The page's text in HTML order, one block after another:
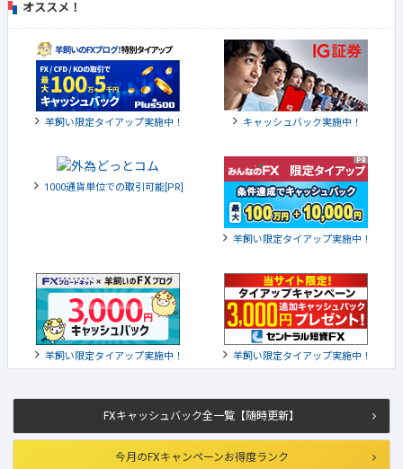
FXキャッシュバック全一覧【随時更新】
今月のFXキャンペーンお得度ランク
オススメ！
羊飼い限定タイアップ実施中！ キャッシュバック実施中！
1000通貨単位での取引可能[PR]
羊飼い限定タイアップ実施中！
羊飼い限定タイアップ実施中！ 羊飼い限定タイアップ実施中！